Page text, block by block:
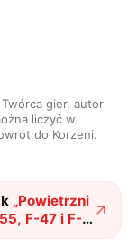
gier, autor
liczyć w
do Korzeni.
„Powietrzni
F-47 i F-
wojnę"?